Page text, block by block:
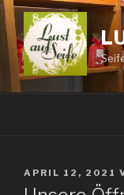
Zum
Inhalt
springen
AM
APRIL 12, 2021